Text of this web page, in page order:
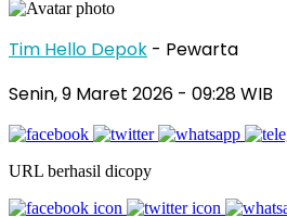
Tim Hello Depok - Pewarta
Senin, 9 Maret 2026 - 09:28 WIB
URL berhasil dicopy